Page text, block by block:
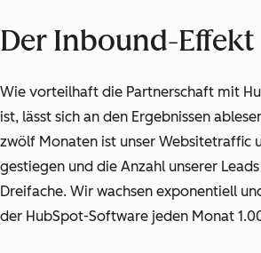
Der Inbound-Effekt
Wie vorteilhaft die Partnerschaft mit
ist, lässt sich an den Ergebnissen
zwölf Monaten ist unser Websitetraffic
gestiegen und die Anzahl unserer
Dreifache. Wir wachsen exponentiell
der HubSpot-Software jeden Monat